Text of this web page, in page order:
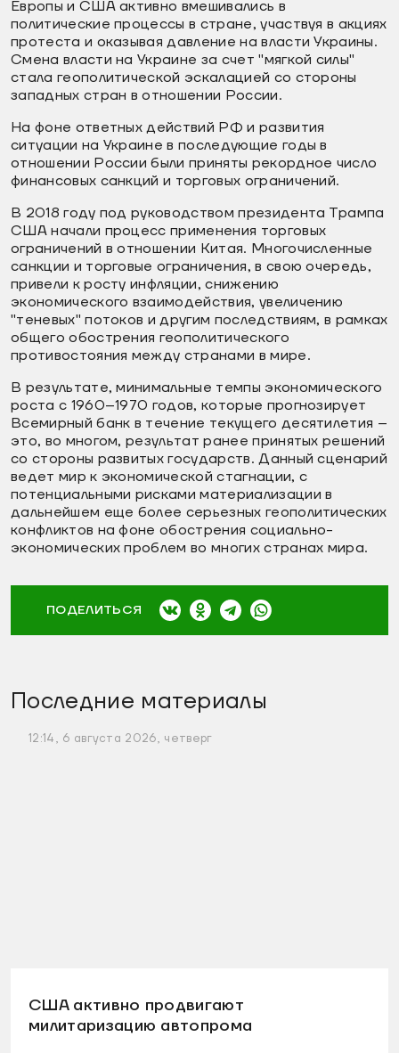
Европы и США активно вмешивались в
политические процессы в стране, участвуя в акциях
протеста и оказывая давление на власти Украины.
Смена власти на Украине за счет "мягкой силы"
стала геополитической эскалацией со стороны
западных стран в отношении России.
На фоне ответных действий РФ и развития
ситуации на Украине в последующие годы в
отношении России были приняты рекордное число
финансовых санкций и торговых ограничений.
В 2018 году под руководством президента Трампа
США начали процесс применения торговых
ограничений в отношении Китая. Многочисленные
санкции и торговые ограничения, в свою очередь,
привели к росту инфляции, снижению
экономического взаимодействия, увеличению
"теневых" потоков и другим последствиям, в рамках
общего обострения геополитического
противостояния между странами в мире.
В результате, минимальные темпы экономического
роста с 1960–1970 годов, которые прогнозирует
Всемирный банк в течение текущего десятилетия –
это, во многом, результат ранее принятых решений
со стороны развитых государств. Данный сценарий
ведет мир к экономической стагнации, с
потенциальными рисками материализации в
дальнейшем еще более серьезных геополитических
конфликтов на фоне обострения социально-
экономических проблем во многих странах мира.
ПОДЕЛИТЬСЯ
Последние материалы
12:14, 6 августа 2026, четверг
США активно продвигают
милитаризацию автопрома